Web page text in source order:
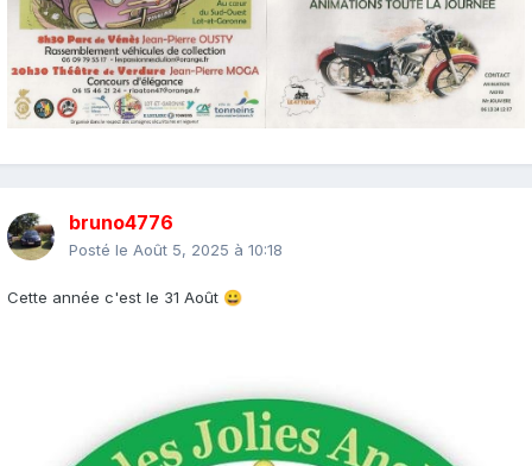
bruno4776
Posté le Août 5, 2025 à 10:18
Cette année c'est le 31 Août 😀